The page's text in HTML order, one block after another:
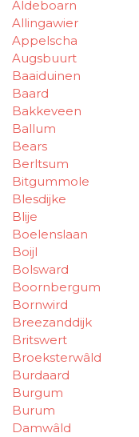
Aldeboarn
Allingawier
Appelscha
Augsbuurt
Baaiduinen
Baard
Bakkeveen
Ballum
Bears
Berltsum
Bitgummole
Blesdijke
Blije
Boelenslaan
Boijl
Bolsward
Boornbergum
Bornwird
Breezanddijk
Britswert
Broeksterwâld
Burdaard
Burgum
Burum
Damwâld